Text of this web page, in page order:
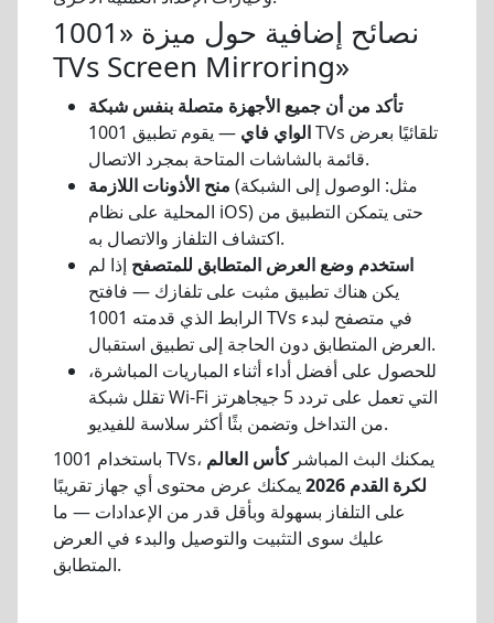
نصائح إضافية حول ميزة «1001
TVs Screen Mirroring»
تأكد من أن جميع الأجهزة متصلة بنفس شبكة
الواي فاي
— يقوم تطبيق 1001 TVs تلقائيًا بعرض
قائمة بالشاشات المتاحة بمجرد الاتصال.
منح الأذونات اللازمة (مثل: الوصول إلى الشبكة
المحلية على نظام iOS) حتى يتمكن التطبيق من
اكتشاف التلفاز والاتصال به.
استخدم وضع العرض المتطابق للمتصفح إذا لم
يكن هناك تطبيق مثبت على تلفازك — فافتح
الرابط الذي قدمته 1001 TVs في متصفح لبدء
العرض المتطابق دون الحاجة إلى تطبيق استقبال.
للحصول على أفضل أداء أثناء المباريات المباشرة،
تقلل شبكة Wi-Fi التي تعمل على تردد 5 جيجاهرتز
من التداخل وتضمن بثًا أكثر سلاسة للفيديو.
باستخدام 1001 TVs، يمكنك البث المباشركأس العالم
لكرة القدم 2026
يمكنك عرض محتوى أي جهاز تقريبًا
على التلفاز بسهولة وبأقل قدر من الإعدادات — ما
عليك سوى التثبيت والتوصيل والبدء في العرض
المتطابق.